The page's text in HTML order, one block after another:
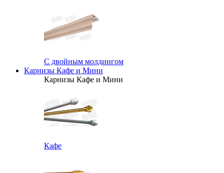
С двойным молдингом
Карнизы Кафе и Мини
Карнизы Кафе и Мини
Кафе